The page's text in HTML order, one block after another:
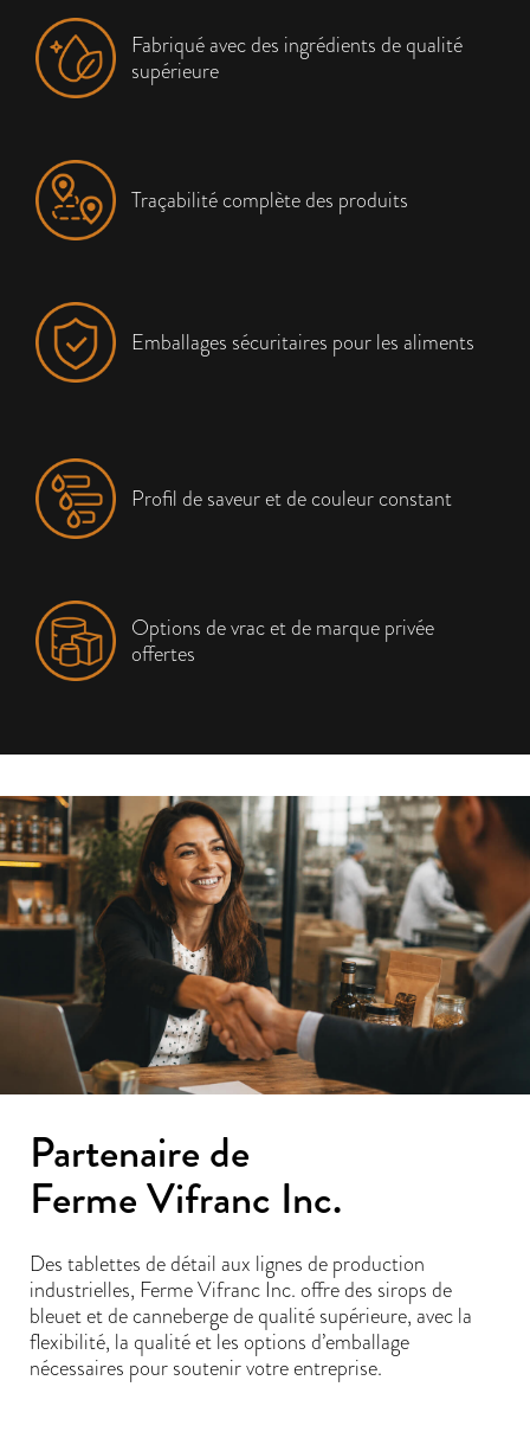
Fabriqué avec des ingrédients de qualité
supérieure
Traçabilité complète des produits
Emballages sécuritaires pour les aliments
Profil de saveur et de couleur constant
Options de vrac et de marque privée
offertes
Partenaire de
Ferme Vifranc Inc.
Des tablettes de détail aux lignes de production
industrielles, Ferme Vifranc Inc. offre des sirops de
bleuet et de canneberge de qualité supérieure, avec la
flexibilité, la qualité et les options d’emballage
nécessaires pour soutenir votre entreprise.